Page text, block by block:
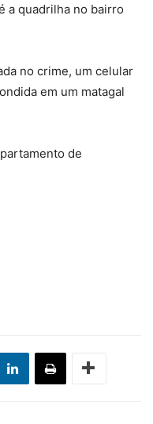
a quadrilha no bairro
no crime, um celular
em um matagal
de